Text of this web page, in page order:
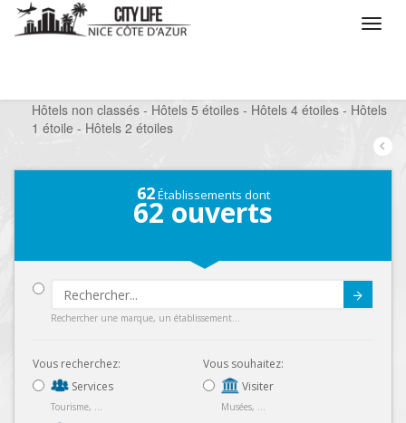
Hôtels non classés - Hôtels 5 étoiles - Hôtels 4 étoiles - Hôtels
1 étoile - Hôtels 2 étoiles
62Établissements dont
62 ouverts
Rechercher une marque, un établissement...
Vous recherchez:
Services
Tourisme, ...
Vous souhaitez:
Visiter
Musées, ...